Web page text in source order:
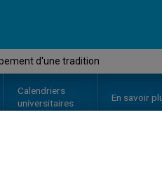
d'une tradition
Calendriers
universitaires
En savoir